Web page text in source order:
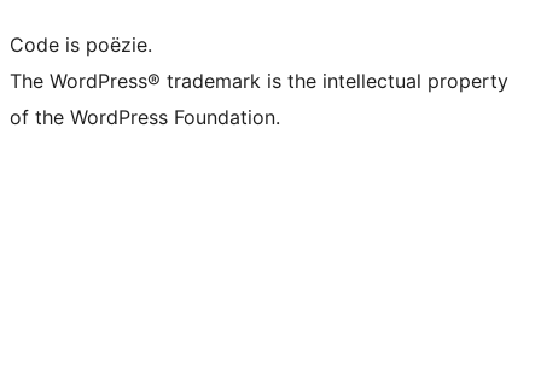
Code is poëzie.
The WordPress® trademark is the intellectual property
of the WordPress Foundation.